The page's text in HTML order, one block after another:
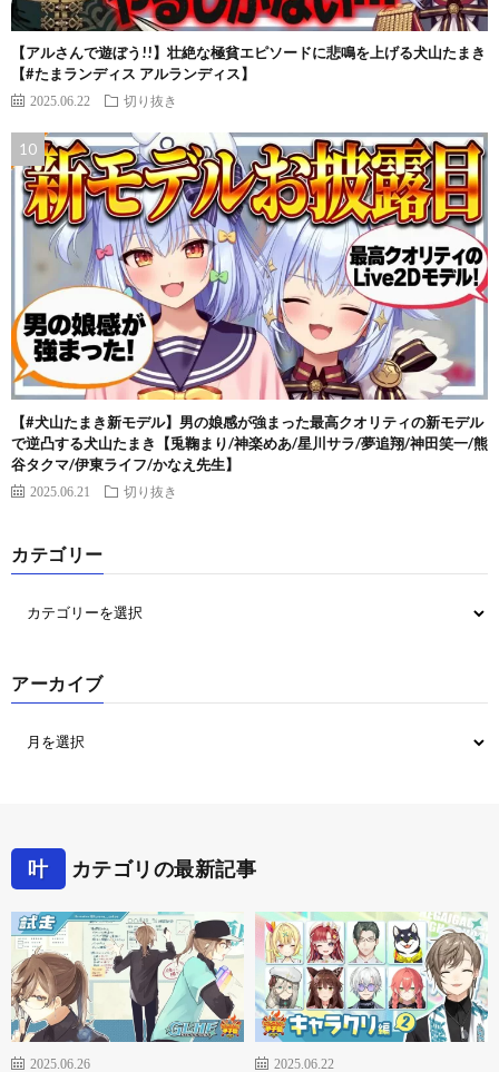
【アルさんで遊ぼう!!】壮絶な極貧エピソードに悲鳴を上げる犬山たまき
【#たまランディス アルランディス】
2025.06.22 切り抜き
【#犬山たまき新モデル】男の娘感が強まった最高クオリティの新モデル
で逆凸する犬山たまき【兎鞠まり/神楽めあ/星川サラ/夢追翔/神田笑一/熊
谷タクマ/伊東ライフ/かなえ先生】
2025.06.21 切り抜き
カテゴリー
アーカイブ
叶 カテゴリの最新記事
2025.06.26 2025.06.22